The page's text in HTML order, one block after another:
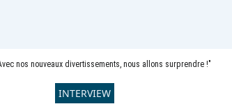
nos nouveaux divertissements, nous allons surprendre !"
INTERVIEW